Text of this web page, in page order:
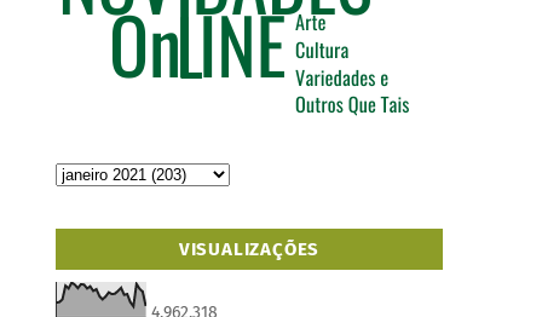
VISUALIZAÇÕES
4,962,318